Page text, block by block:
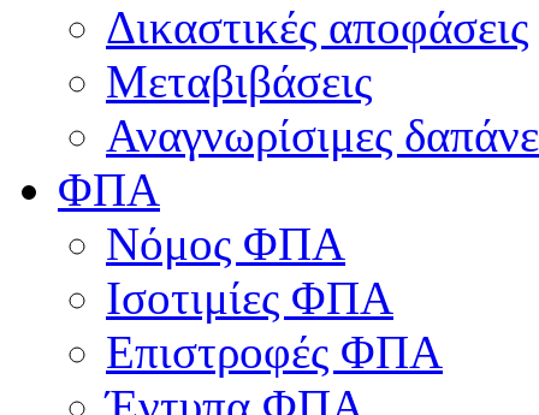
Δικαστικές αποφάσεις
Μεταβιβάσεις
Αναγνωρίσιμες
ΦΠΑ
Νόμος ΦΠΑ
Ισοτιμίες ΦΠΑ
Επιστροφές ΦΠΑ